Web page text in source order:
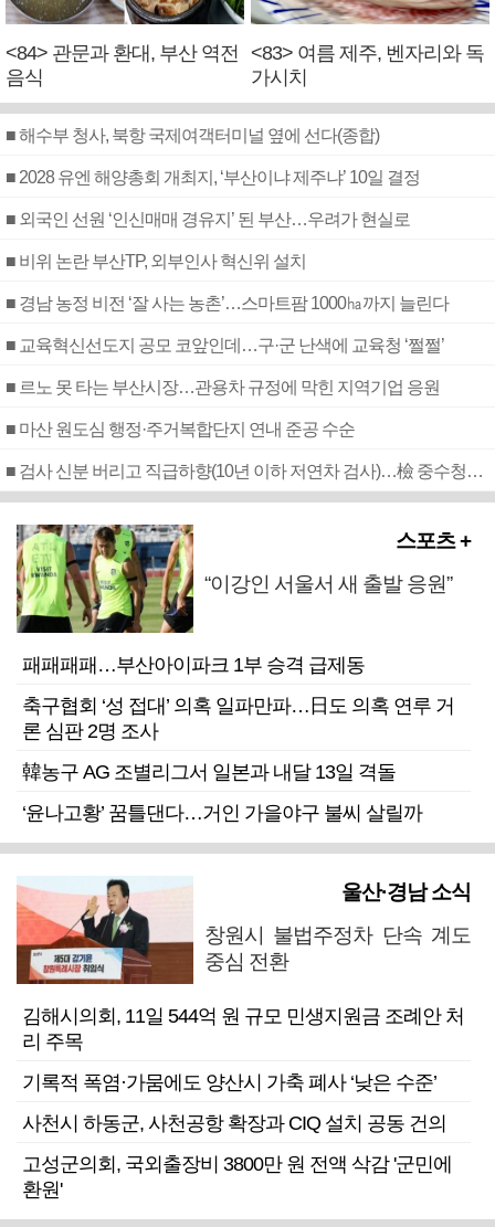
<84> 관문과 환대, 부산 역전
음식
<83> 여름 제주, 벤자리와 독
가시치
■ 해수부 청사, 북항 국제여객터미널 옆에 선다(종합)
■ 2028 유엔 해양총회 개최지, ‘부산이냐 제주냐’ 10일 결정
■ 외국인 선원 ‘인신매매 경유지’ 된 부산…우려가 현실로
■ 비위 논란 부산TP, 외부인사 혁신위 설치
■ 경남 농정 비전 ‘잘 사는 농촌’…스마트팜 1000㏊까지 늘린다
■ 교육혁신선도지 공모 코앞인데…구·군 난색에 교육청 ‘쩔쩔’
■ 르노 못 타는 부산시장…관용차 규정에 막힌 지역기업 응원
■ 마산 원도심 행정·주거복합단지 연내 준공 수순
■ 검사 신분 버리고 직급하향(10년 이하 저연차 검사)…檢 중수청행 기피
스포츠 +
“이강인 서울서 새 출발 응원”
패패패패…부산아이파크 1부 승격 급제동
축구협회 ‘성 접대’ 의혹 일파만파…日도 의혹 연루 거
론 심판 2명 조사
韓농구 AG 조별리그서 일본과 내달 13일 격돌
‘윤나고황’ 꿈틀댄다…거인 가을야구 불씨 살릴까
울산·경남 소식
창원시 불법주정차 단속 계도
중심 전환
김해시의회, 11일 544억 원 규모 민생지원금 조례안 처
리 주목
기록적 폭염·가뭄에도 양산시 가축 폐사 ‘낮은 수준’
사천시 하동군, 사천공항 확장과 CIQ 설치 공동 건의
고성군의회, 국외출장비 3800만 원 전액 삭감 '군민에
환원'